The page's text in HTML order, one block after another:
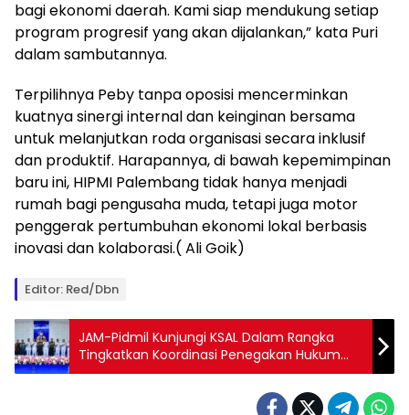
bagi ekonomi daerah. Kami siap mendukung setiap
program progresif yang akan dijalankan,” kata Puri
dalam sambutannya.
Terpilihnya Peby tanpa oposisi mencerminkan
kuatnya sinergi internal dan keinginan bersama
untuk melanjutkan roda organisasi secara inklusif
dan produktif. Harapannya, di bawah kepemimpinan
baru ini, HIPMI Palembang tidak hanya menjadi
rumah bagi pengusaha muda, tetapi juga motor
penggerak pertumbuhan ekonomi lokal berbasis
inovasi dan kolaborasi.( Ali Goik)
Editor: Red/Dbn
JAM-Pidmil Kunjungi KSAL Dalam Rangka
Tingkatkan Koordinasi Penegakan Hukum
Koneksitas